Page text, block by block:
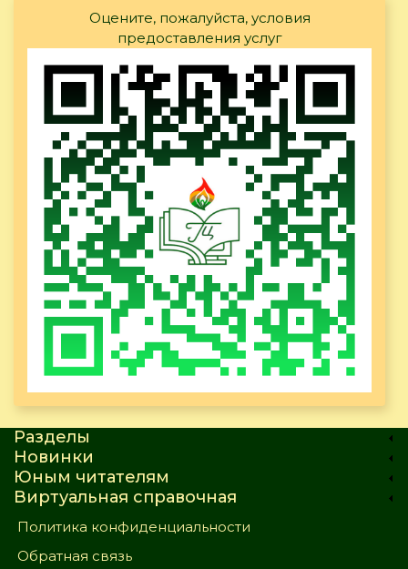
Оцените, пожалуйста, условия
предоставления услуг
Разделы
Новинки
Юным читателям
Виртуальная справочная
Политика конфиденциальности
Обратная связь